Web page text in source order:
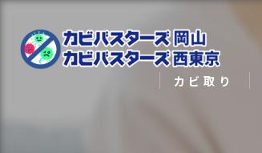
カビ取り